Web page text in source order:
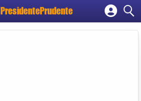
PresidentePrudente
Cadastrar empresa